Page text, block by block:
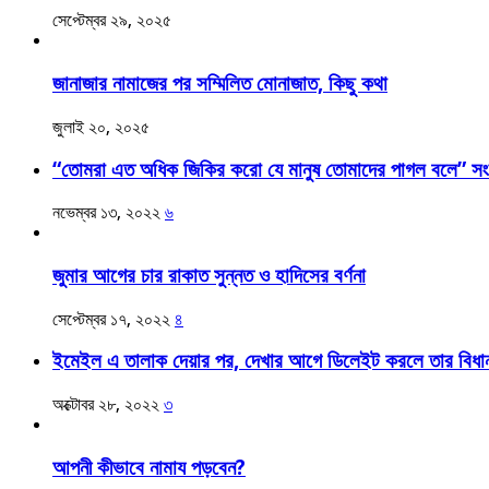
সেপ্টেম্বর ২৯, ২০২৫
জানাজার নামাজের পর সম্মিলিত মোনাজাত, কিছু কথা
জুলাই ২০, ২০২৫
“তোমরা এত অধিক জিকির করো যে মানুষ তোমাদের পাগল বলে”
নভেম্বর ১৩, ২০২২ ৬
জুমার আগের চার রাকাত সুন্নত ও হাদিসের বর্ণনা
সেপ্টেম্বর ১৭, ২০২২ ৪
ইমেইল এ তালাক দেয়ার পর, দেখার আগে ডিলেইট করলে তার
অক্টোবর ২৮, ২০২২ ৩
আপনী কীভাবে নামায পড়বেন?